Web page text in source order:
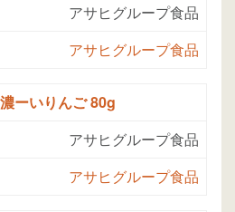
アサヒグループ食品
アサヒグループ食品
ーいりんご 80g
アサヒグループ食品
アサヒグループ食品